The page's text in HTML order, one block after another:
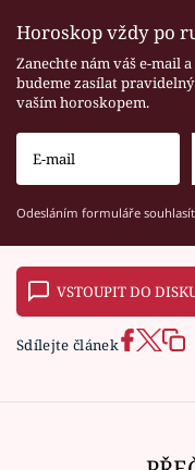
Horoskop vždy po
Zanechte nám váš e-mail
budeme zasílat
vaším horoskopem.
Odesláním formuláře
VSTOUPIT DO
Sdílejte článek